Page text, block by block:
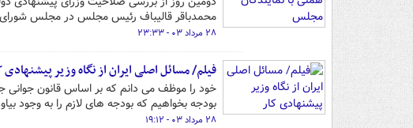
محمدباقر قالیباف رئیس مجلس در مجلس شورای
۲۸ مرداد ۰۳ - ۲۳:۳۳
فیلم/ مسائل اصلی ایران از نگاه وزیر پیشنهادی
خود را موظف می دانم که بر اساس قانون جوانی
بودجه بخواهیم که بودجه های لازم را به وجود
۲۸ مرداد ۰۳ - ۱۹:۱۲